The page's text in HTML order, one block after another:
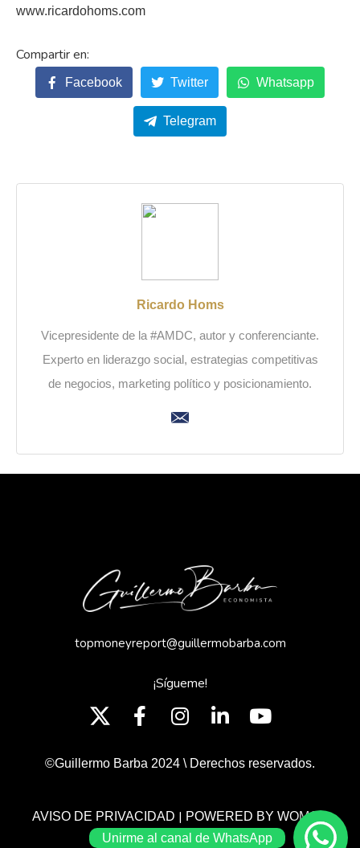
www.ricardohoms.com
Facebook Twitter Whatsapp
Telegram
Ricardo Homs
Vicepresidente de la #AMDC, autor y conferenciante.
Experto en liderazgo social, estrategias competitivas
de negocios, marketing político y posicionamiento.
topmoneyreport@guillermobarba.com
¡Sígueme!
©Guillermo Barba 2024 \ Derechos reservados.
AVISO DE PRIVACIDAD | POWERED BY WOMGP
Unirme al canal de WhatsApp